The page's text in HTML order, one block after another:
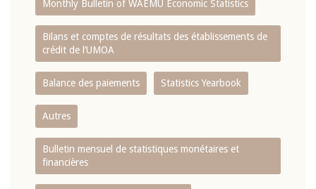
Monthly Bulletin of WAEMU Economic Statistics
Bilans et comptes de résultats des établissements de
crédit de l‘UMOA
Balance des paiements Statistics Yearbook
Autres
Bulletin mensuel de statistiques monétaires et
financières